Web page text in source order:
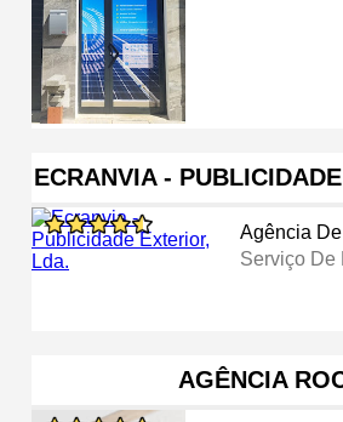
ECRANVIA -
Agência
Serviço De
AGÊNCIA